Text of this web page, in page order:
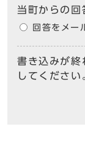
当町からの回
回答をメー
書き込みが終
してください